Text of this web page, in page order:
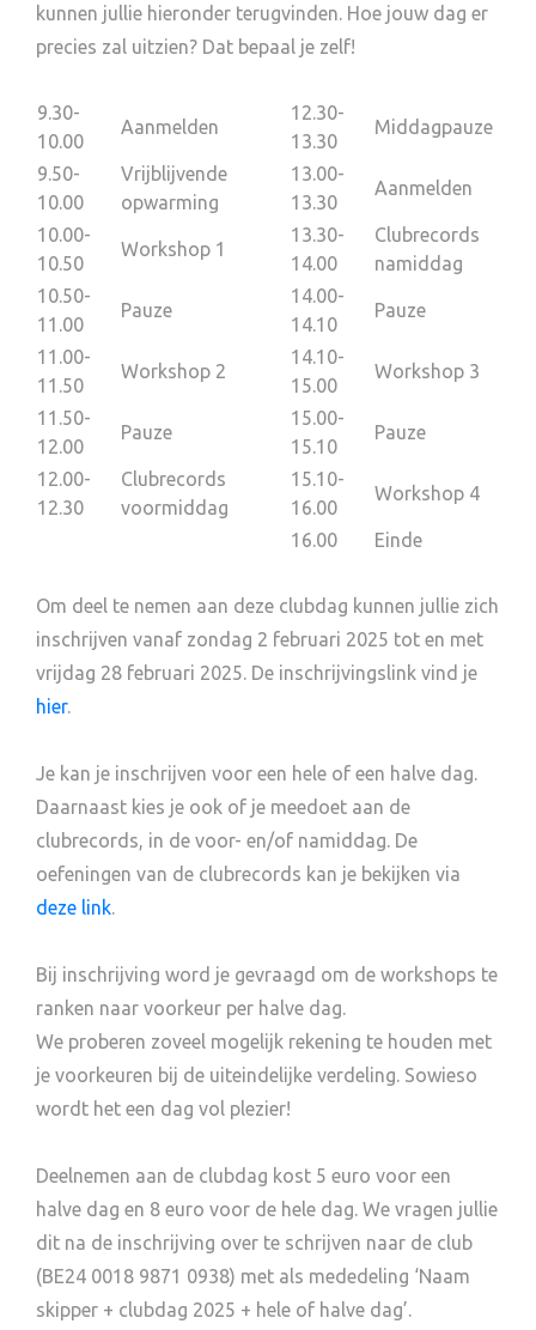
kunnen jullie hieronder terugvinden. Hoe jouw dag er
precies zal uitzien? Dat bepaal je zelf!
9.30-
10.00
Aanmelden
12.30-
13.30
Middagpauze
9.50-
10.00
Vrijblijvende
opwarming
13.00-
13.30
Aanmelden
10.00-
10.50
Workshop 1
13.30-
14.00
Clubrecords
namiddag
10.50-
11.00
Pauze
14.00-
14.10
Pauze
11.00-
11.50
Workshop 2
14.10-
15.00
Workshop 3
11.50-
12.00
Pauze
15.00-
15.10
Pauze
12.00-
12.30
Clubrecords
voormiddag
15.10-
16.00
Workshop 4
16.00 Einde
Om deel te nemen aan deze clubdag kunnen jullie zich
inschrijven vanaf zondag 2 februari 2025 tot en met
vrijdag 28 februari 2025. De inschrijvingslink vind je
hier.
Je kan je inschrijven voor een hele of een halve dag.
Daarnaast kies je ook of je meedoet aan de
clubrecords, in de voor- en/of namiddag. De
oefeningen van de clubrecords kan je bekijken via
deze link.
Bij inschrijving word je gevraagd om de workshops te
ranken naar voorkeur per halve dag.
We proberen zoveel mogelijk rekening te houden met
je voorkeuren bij de uiteindelijke verdeling. Sowieso
wordt het een dag vol plezier!
Deelnemen aan de clubdag kost 5 euro voor een
halve dag en 8 euro voor de hele dag. We vragen jullie
dit na de inschrijving over te schrijven naar de club
(BE24 0018 9871 0938) met als mededeling ‘Naam
skipper + clubdag 2025 + hele of halve dag’.